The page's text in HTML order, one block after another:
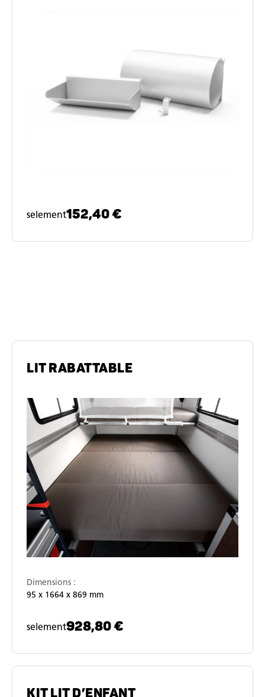
selement152,40 €
LIT RABATTABLE
Dimensions :
95 x 1664 x 869 mm
selement928,80 €
KIT LIT D’ENFANT